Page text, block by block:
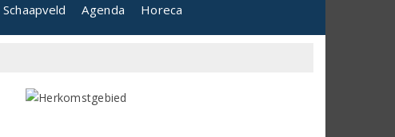
Schaapveld Agenda Horeca